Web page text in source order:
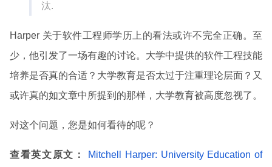
汰.
Harper 关于软件工程师学历上的看法或许不完全正确。至
少，他引发了一场有趣的讨论。大学中提供的软件工程技能
培养是否真的合适？大学教育是否太过于注重理论层面？又
或许真的如文章中所提到的那样，大学教育被高度忽视了。
对这个问题，您是如何看待的呢？
查看英文原文：
Mitchell Harper: University Education of